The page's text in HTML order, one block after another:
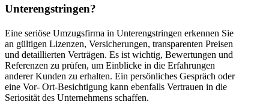
Unterengstringen?
Eine seriöse Umzugsfirma in Unterengstringen erkennen Sie
an gültigen Lizenzen, Versicherungen, transparenten Preisen
und detaillierten Verträgen. Es ist wichtig, Bewertungen und
Referenzen zu prüfen, um Einblicke in die Erfahrungen
anderer Kunden zu erhalten. Ein persönliches Gespräch oder
eine Vor- Ort-Besichtigung kann ebenfalls Vertrauen in die
Seriosität des Unternehmens schaffen.